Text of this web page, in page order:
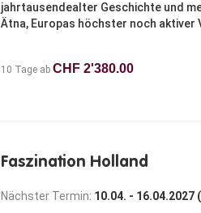
jahrtausendealter Geschichte und
Ätna, Europas höchster noch
10 Tage ab CHF 2'380.00
Faszination Holland
Nächster Termin: 10.04. - 16.04.2027